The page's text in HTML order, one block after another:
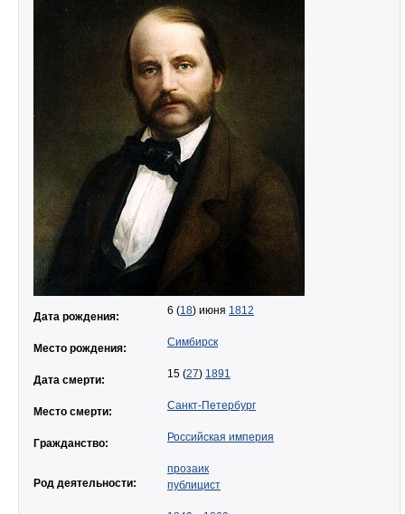
Дата рождения: 6 (18) июня 1812
Место рождения: Симбирск
Дата смерти: 15 (27) 1891
Место смерти: Санкт-Петербург
Гражданство: Российская империя
Род деятельности:
прозаик
публицист